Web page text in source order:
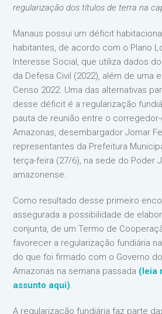
regularização dos títulos de terra na
Manaus possui um déficit
habitantes, de acordo com o Plano
Interesse Social, que utiliza dados do
da Defesa Civil (2022), além de uma
Censo 2022. Uma das alternativas
desse déficit é a regularização
pauta de reunião entre o
Amazonas, desembargador Jomar
representantes da Prefeitura
terça-feira (27/6), na sede do Poder
amazonense.
Como resultado desse primeiro
assegurada a possibilidade de
conjunta, de um Termo de
favorecer a regularização fundiária
do que foi firmado com o Governo
Amazonas na semana passada (leia
assunto aqui).
A regularização fundiária faz parte